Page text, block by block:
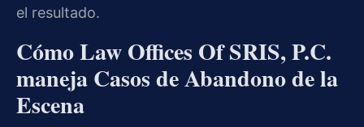
el resultado.
Cómo Law Offices Of SRIS, P.C.
maneja Casos de Abandono de la
Escena